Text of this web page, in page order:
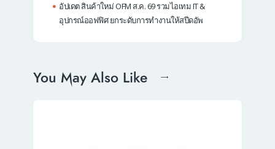
อัปเดต สินค้าใหม่ OFM ส.ค. 69 รวมไอเทม IT &
อุปกรณ์ออฟฟิศ ยกระดับการทำงานให้สปีดอัพ
You May Also Like